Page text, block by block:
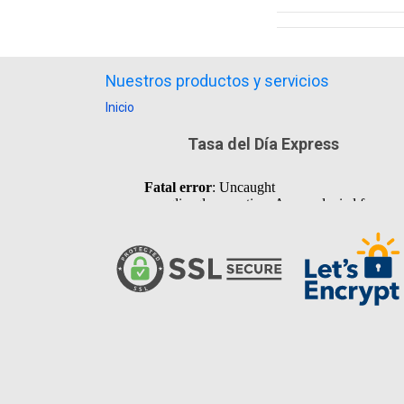
Nuestros productos y servicios
Inicio
Tasa del Día Express